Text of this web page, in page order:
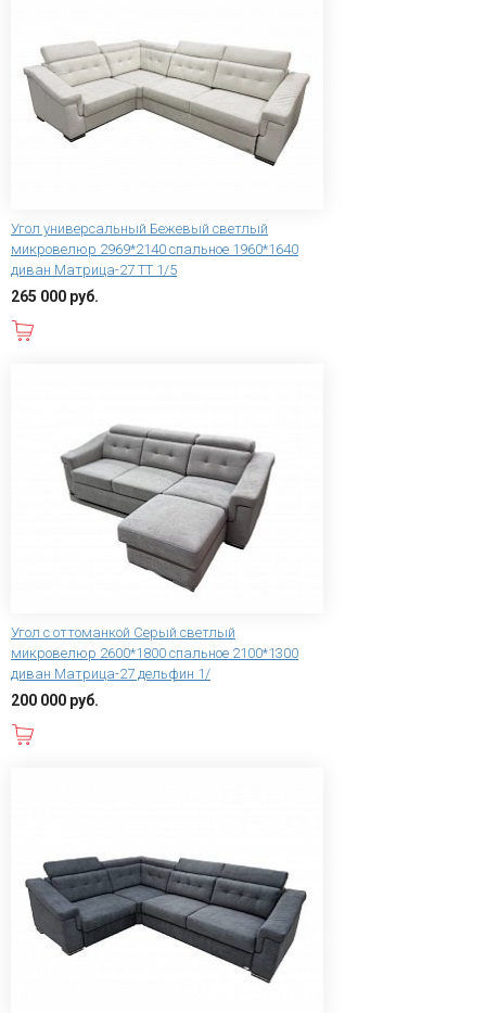
Угол универсальный Бежевый светлый
микровелюр 2969*2140 спальное 1960*1640
диван Матрица-27 ТТ 1/5
265 000 руб.
Угол с оттоманкой Серый светлый
микровелюр 2600*1800 спальное 2100*1300
диван Матрица-27 дельфин 1/
200 000 руб.